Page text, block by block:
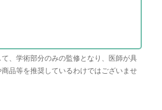
、学術部分のみの監修となり、医師が具
品等を推奨しているわけではございませ